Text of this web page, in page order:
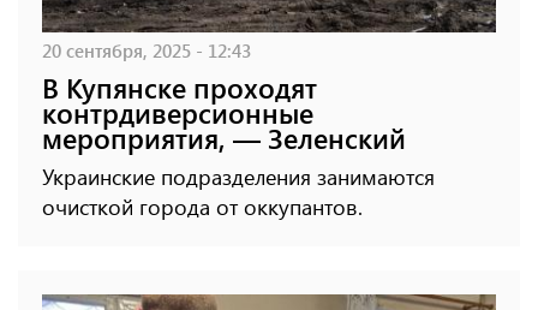
20 сентября, 2025 - 12:43
В Купянске проходят
контрдиверсионные
мероприятия, — Зеленский
Украинские подразделения занимаются
очисткой города от оккупантов.